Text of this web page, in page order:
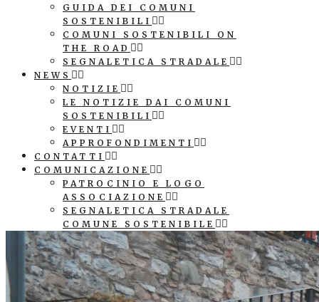
GUIDA DEI COMUNI
SOSTENIBILI
COMUNI SOSTENIBILI ON
THE ROAD
SEGNALETICA STRADALE
NEWS
NOTIZIE
LE NOTIZIE DAI COMUNI
SOSTENIBILI
EVENTI
APPROFONDIMENTI
CONTATTI
COMUNICAZIONE
PATROCINIO E LOGO
ASSOCIAZIONE
SEGNALETICA STRADALE
COMUNE SOSTENIBILE
CUBI AGENDA 2030
COMUNI SOSTENIBILI ON
THE ROAD